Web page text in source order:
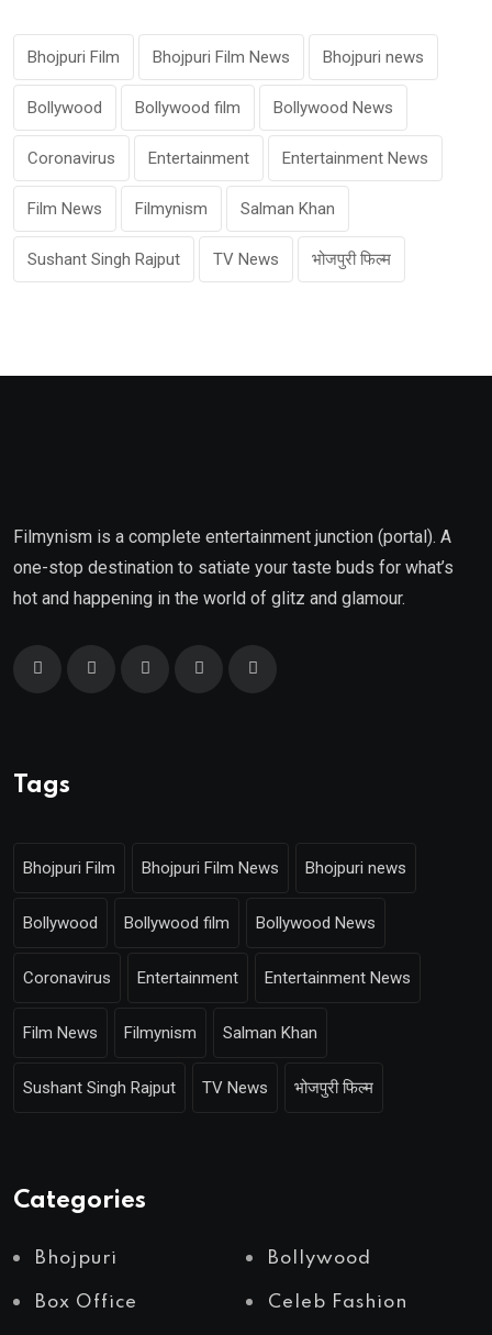
Bhojpuri Film Bhojpuri Film News Bhojpuri news
Bollywood Bollywood film Bollywood News
Coronavirus Entertainment Entertainment News
Film News Filmynism Salman Khan
Sushant Singh Rajput TV News भोजपुरी फिल्म
Filmynism is a complete entertainment junction (portal). A
one-stop destination to satiate your taste buds for what’s
hot and happening in the world of glitz and glamour.
Tags
Bhojpuri Film Bhojpuri Film News Bhojpuri news
Bollywood Bollywood film Bollywood News
Coronavirus Entertainment Entertainment News
Film News Filmynism Salman Khan
Sushant Singh Rajput TV News भोजपुरी फिल्म
Categories
Bhojpuri Bollywood
Box Office Celeb Fashion